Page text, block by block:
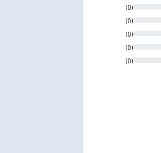
(0)
(0)
(0)
(0)
(0)